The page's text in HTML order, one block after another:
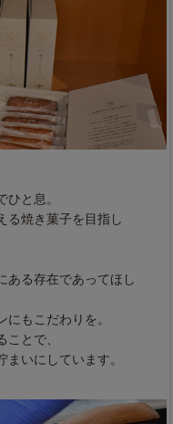
と息。
る焼き菓子を目指し
ある存在であってほし
もこだわりを。
とで、
いにしています。